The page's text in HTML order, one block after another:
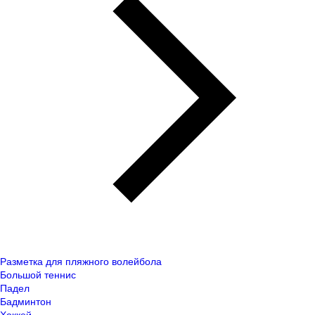
Разметка для пляжного волейбола
Большой теннис
Падел
Бадминтон